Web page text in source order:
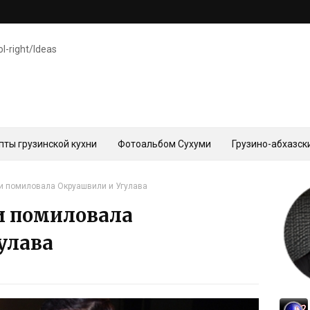
right/Ideas
грузинской кухни Фотоальбом Сухуми Грузино-
помиловала Окруашвили и Угулава
помиловала